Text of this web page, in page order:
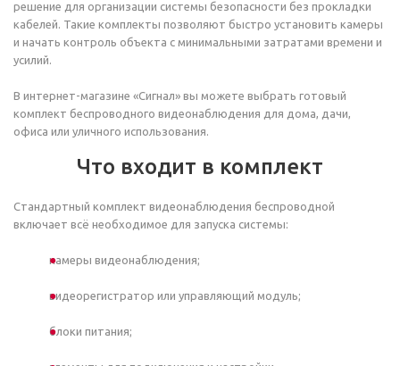
решение для организации системы безопасности без прокладки
кабелей. Такие комплекты позволяют быстро установить камеры
и начать контроль объекта с минимальными затратами времени и
усилий.
В интернет-магазине «Сигнал» вы можете выбрать готовый
комплект беспроводного видеонаблюдения для дома, дачи,
офиса или уличного использования.
Что входит в комплект
Стандартный комплект видеонаблюдения беспроводной
включает всё необходимое для запуска системы:
камеры видеонаблюдения;
видеорегистратор или управляющий модуль;
блоки питания;